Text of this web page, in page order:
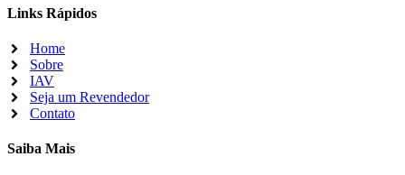
Links Rápidos
Home
Sobre
IAV
Seja um Revendedor
Contato
Saiba Mais